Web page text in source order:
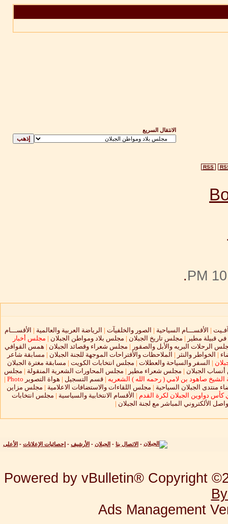
الانتقال السريع
RSS
.
| الأقســـام السياحية | الصور والخلفيآت | الرياضة العربية والعالمية | الأقســـام
في قبيلة مطير | مجلس تاريخ الجبلان | مجلس بلاد ومواطن الجبلان | مجلس أخبار
الرحلات البريه والأبل والصقور | مجلس شعراء وقصائد الجبلان | همس القوافي
| الخواطر والنثر | الملاحظات والأقتراحات الموجهة للجنة الجبلان | مسابقة شاعر
| السفر والسياحة والعطلات | مجلس انتخابات الكويت | مسابقة مغترة الجبلان
الجبلان | مجلس شعراء مطير | مجلس المحاورات الشعرية المنقولة | مجلس
الشيخ صاهود بن لامي ( رحمه الله ) الشعريه | قسم التسجيل | هواة التصوير Photo
|
منتدى الجبلان السياحية | مجلس اللقاءات والاستضافات الاعلامية | مجلس مزاين
كأس دواوين الجبلان لكرة القدم | الأقسام الانتخابية والسياسية | مجلس انتخابات
الألكتروني المباشر مع لجنة الجبلان |
- الاتصال بنا - الجبلان - الأرشيف - إحصائيات الإعلانات - الأعلى
Powered by vBulletin® Copyright
Ads Management